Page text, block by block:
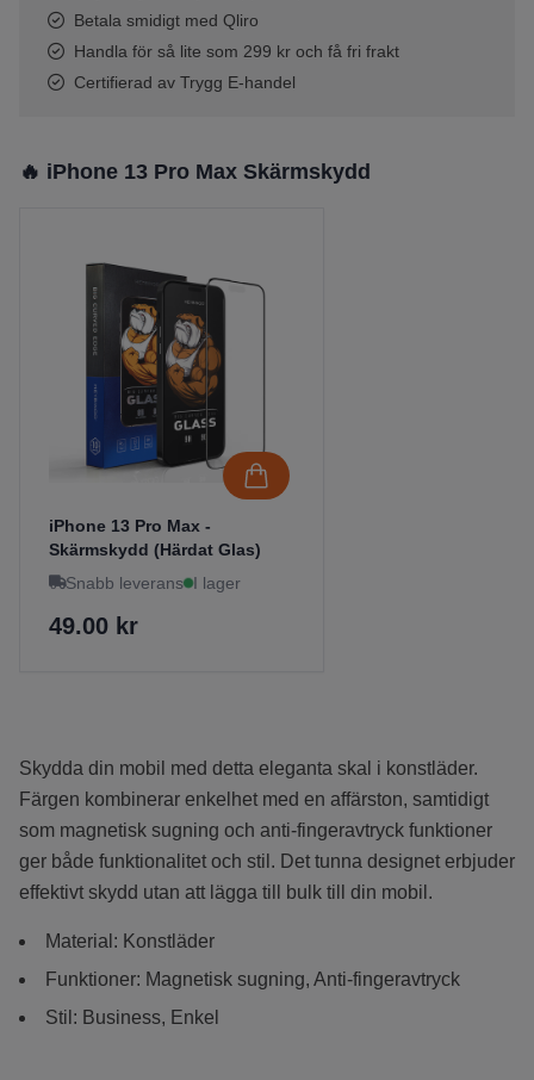
Betala smidigt med Qliro
Handla för så lite som 299 kr och få fri frakt
Certifierad av Trygg E-handel
🔥 iPhone 13 Pro Max Skärmskydd
iPhone 13 Pro Max -
Skärmskydd (Härdat Glas)
Snabb leverans I lager
49.00 kr
Skydda din mobil med detta eleganta skal i konstläder.
Färgen kombinerar enkelhet med en affärston, samtidigt
som magnetisk sugning och anti-fingeravtryck funktioner
ger både funktionalitet och stil. Det tunna designet erbjuder
effektivt skydd utan att lägga till bulk till din mobil.
Material: Konstläder
Funktioner: Magnetisk sugning, Anti-fingeravtryck
Stil: Business, Enkel